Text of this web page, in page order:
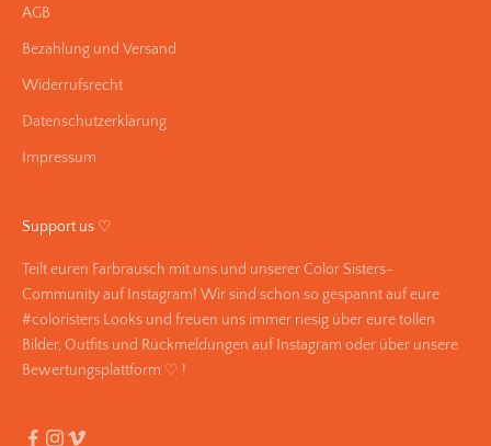
AGB
Bezahlung und Versand
Widerrufsrecht
Datenschutzerklärung
Impressum
Support us ♡
Teilt euren Farbrausch mit uns und unserer Color Sisters-
Community auf Instagram! Wir sind schon so gespannt auf eure
#coloristers Looks und freuen uns immer riesig über eure tollen
Bilder, Outfits und Rückmeldungen auf Instagram oder über unsere
Bewertungsplattform ♡ !